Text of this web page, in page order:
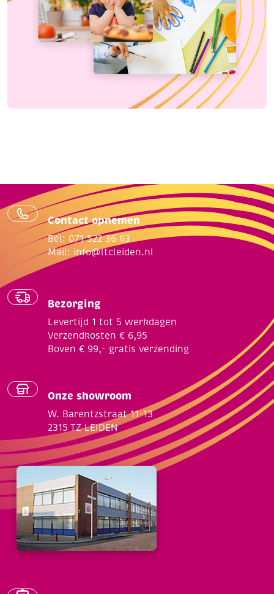
Contact opnemen
Bel: 071 522 36 63
Mail: info@ltcleiden.nl
Bezorging
Levertijd 1 tot 5 werkdagen
Verzendkosten € 6,95
Boven € 99,- gratis verzending
Onze showroom
W. Barentzstraat 11-13
2315 TZ LEIDEN